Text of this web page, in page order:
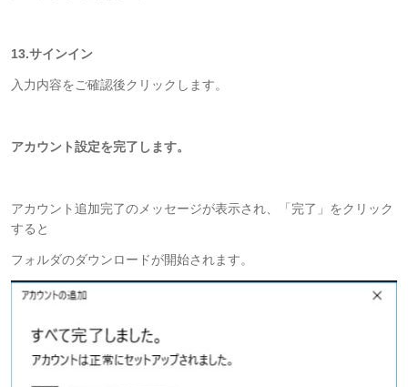
13.サインイン
入力内容をご確認後クリックします。
アカウント設定を完了します。
アカウント追加完了のメッセージが表示され、「完了」をクリック
すると
フォルダのダウンロードが開始されます。